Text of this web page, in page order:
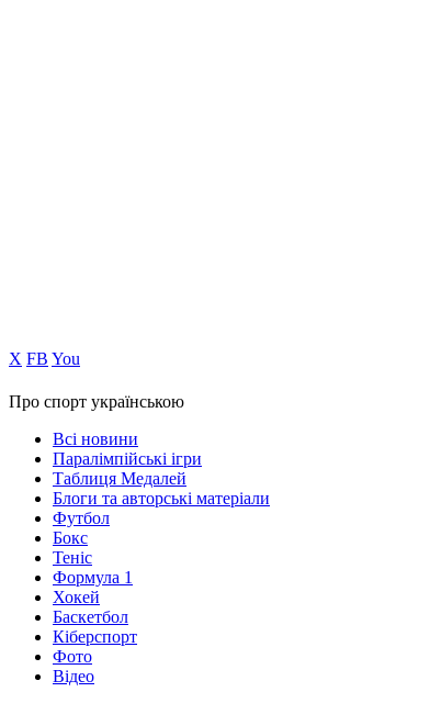
Х FB You
Про спорт українською
Всі новини
Паралімпійські ігри
Таблиця Медалей
Блоги та авторські матеріали
Футбол
Бокс
Теніс
Формула 1
Хокей
Баскетбол
Кіберспорт
Фото
Відео